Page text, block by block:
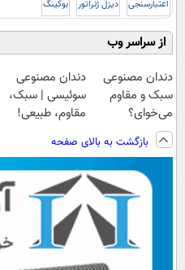
اعتبارسنجی دیزل ژنراتور بوکینگ
از سراسر وب
دندان مصنوعی
سبک و مقاوم
می‌خوای؟
پرداخت اقساطی
هم داریم!😍 |
📍تهران
دندان مصنوعی
سوئیسی | سبک،
مقاوم، طبیعی!
رایگان+پرداخت
اقساطی😍
بازگشت به بالای صفحه